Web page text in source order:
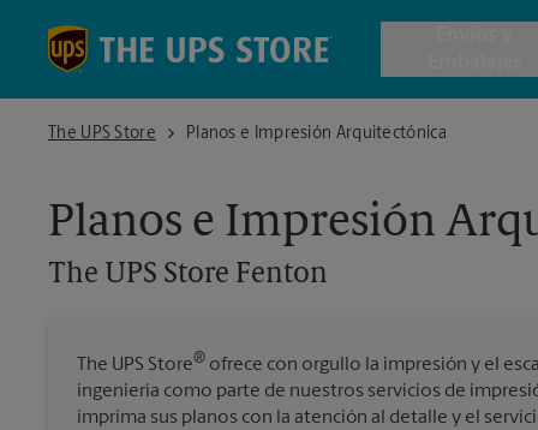
Cajas de
Envío
The UPS Store
The UPS Store FentonPlanos e Impresión Arquitectónica
Planos e Impresión
The UPS Store Fenton
The UPS Store® ofrece con orgullo la impresión y el
ingeniería como parte de nuestros servicios de
imprima sus planos con la atención al detalle y el